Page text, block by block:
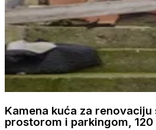
Kamena kuća za renovaciju
prostorom i parkingom, 120